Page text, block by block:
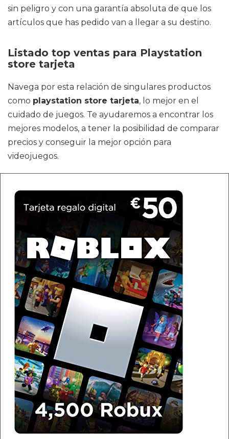
sin peligro y con una garantía absoluta de que los
artículos que has pedido van a llegar a su destino.
Listado top ventas para Playstation
store tarjeta
Navega por esta relación de singulares productos
como playstation store tarjeta, lo mejor en el
cuidado de juegos. Te ayudaremos a encontrar los
mejores modelos, a tener la posibilidad de comparar
precios y conseguir la mejor opción para
videojuegos.